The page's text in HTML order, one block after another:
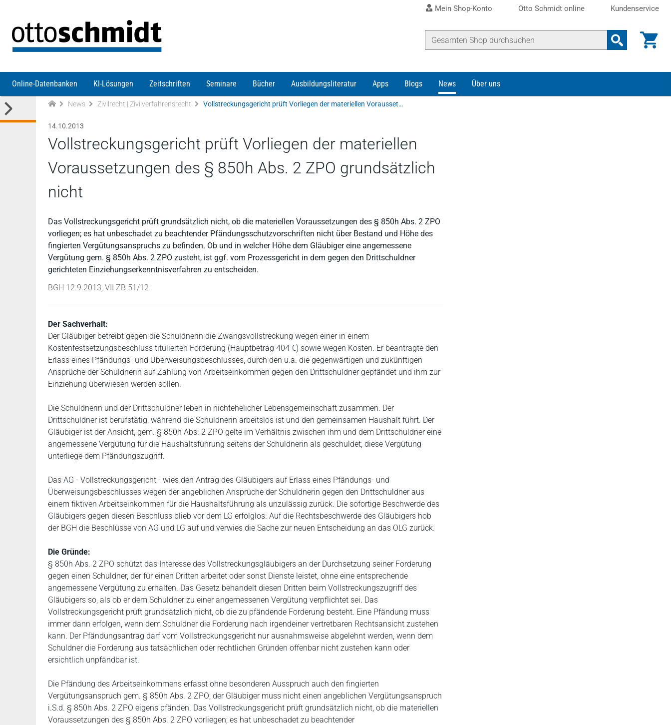
Mein Shop-Konto Otto Schmidt online Kundenservice
Online-Datenbanken KI-Lösungen Zeitschriften Seminare Bücher Ausbildungsliteratur Apps Blogs News Über uns
News Zivilrecht | Zivilverfahrensrecht Vollstreckungsgericht prüft Vorliegen der materiellen Voraussetzungen des § 850h Abs. 2 ZPO grundsätzlich nicht
14.10.2013
Vollstreckungsgericht prüft Vorliegen der materiellen
Voraussetzungen des § 850h Abs. 2 ZPO grundsätzlich
nicht
Das Vollstreckungsgericht prüft grundsätzlich nicht, ob die materiellen Voraussetzungen des § 850h Abs. 2 ZPO
vorliegen; es hat unbeschadet zu beachtender Pfändungsschutzvorschriften nicht über Bestand und Höhe des
fingierten Vergütungsanspruchs zu befinden. Ob und in welcher Höhe dem Gläubiger eine angemessene
Vergütung gem. § 850h Abs. 2 ZPO zusteht, ist ggf. vom Prozessgericht in dem gegen den Drittschuldner
gerichteten Einziehungserkenntnisverfahren zu entscheiden.
BGH 12.9.2013, VII ZB 51/12
Der Sachverhalt:
Der Gläubiger betreibt gegen die Schuldnerin die Zwangsvollstreckung wegen einer in einem
Kostenfestsetzungsbeschluss titulierten Forderung (Hauptbetrag 404 €) sowie wegen Kosten. Er beantragte den
Erlass eines Pfändungs- und Überweisungsbeschlusses, durch den u.a. die gegenwärtigen und zukünftigen
Ansprüche der Schuldnerin auf Zahlung von Arbeitseinkommen gegen den Drittschuldner gepfändet und ihm zur
Einziehung überwiesen werden sollen.
Die Schuldnerin und der Drittschuldner leben in nichtehelicher Lebensgemeinschaft zusammen. Der
Drittschuldner ist berufstätig, während die Schuldnerin arbeitslos ist und den gemeinsamen Haushalt führt. Der
Gläubiger ist der Ansicht, gem. § 850h Abs. 2 ZPO gelte im Verhältnis zwischen ihm und dem Drittschuldner eine
angemessene Vergütung für die Haushaltsführung seitens der Schuldnerin als geschuldet; diese Vergütung
unterliege dem Pfändungszugriff.
Das AG - Vollstreckungsgericht - wies den Antrag des Gläubigers auf Erlass eines Pfändungs- und
Überweisungsbeschlusses wegen der angeblichen Ansprüche der Schuldnerin gegen den Drittschuldner aus
einem fiktiven Arbeitseinkommen für die Haushaltsführung als unzulässig zurück. Die sofortige Beschwerde des
Gläubigers gegen diesen Beschluss blieb vor dem LG erfolglos. Auf die Rechtsbeschwerde des Gläubigers hob
der BGH die Beschlüsse von AG und LG auf und verwies die Sache zur neuen Entscheidung an das OLG zurück.
Die Gründe:
§ 850h Abs. 2 ZPO schützt das Interesse des Vollstreckungsgläubigers an der Durchsetzung seiner Forderung
gegen einen Schuldner, der für einen Dritten arbeitet oder sonst Dienste leistet, ohne eine entsprechende
angemessene Vergütung zu erhalten. Das Gesetz behandelt diesen Dritten beim Vollstreckungszugriff des
Gläubigers so, als ob er dem Schuldner zu einer angemessenen Vergütung verpflichtet sei. Das
Vollstreckungsgericht prüft grundsätzlich nicht, ob die zu pfändende Forderung besteht. Eine Pfändung muss
immer dann erfolgen, wenn dem Schuldner die Forderung nach irgendeiner vertretbaren Rechtsansicht zustehen
kann. Der Pfändungsantrag darf vom Vollstreckungsgericht nur ausnahmsweise abgelehnt werden, wenn dem
Schuldner die Forderung aus tatsächlichen oder rechtlichen Gründen offenbar nicht zustehen kann oder
ersichtlich unpfändbar ist.
Die Pfändung des Arbeitseinkommens erfasst ohne besonderen Ausspruch auch den fingierten
Vergütungsanspruch gem. § 850h Abs. 2 ZPO; der Gläubiger muss nicht einen angeblichen Vergütungsanspruch
i.S.d. § 850h Abs. 2 ZPO eigens pfänden. Das Vollstreckungsgericht prüft grundsätzlich nicht, ob die materiellen
Voraussetzungen des § 850h Abs. 2 ZPO vorliegen; es hat unbeschadet zu beachtender